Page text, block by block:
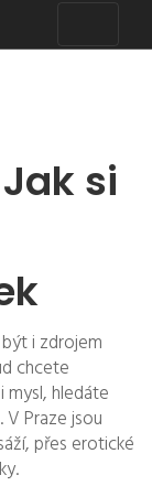
si
i zdrojem
chcete
hledáte
Praze jsou
přes erotické